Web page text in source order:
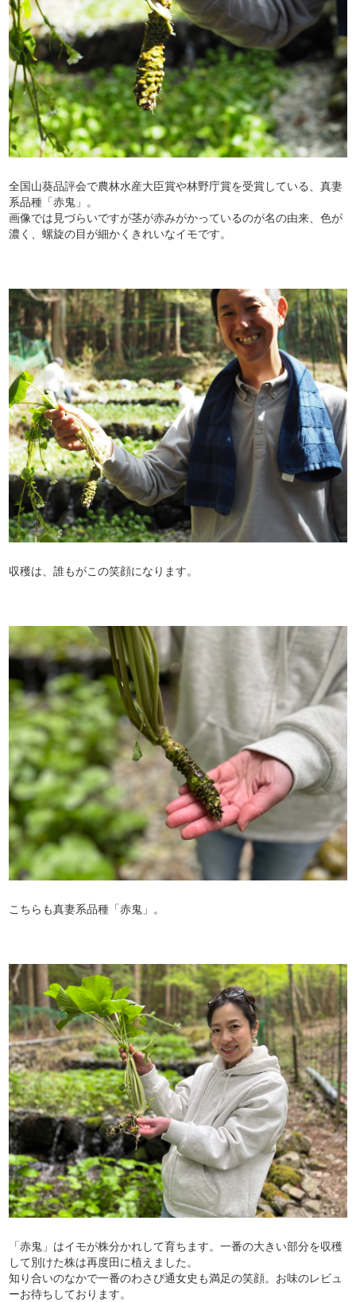
全国山葵品評会で農林水産大臣賞や林野庁賞を受賞している、真妻
系品種「赤鬼」。
画像では見づらいですが茎が赤みがかっているのが名の由来、色が
濃く、螺旋の目が細かくきれいなイモです。
収穫は、誰もがこの笑顔になります。
こちらも真妻系品種「赤鬼」。
「赤鬼」はイモが株分かれして育ちます。一番の大きい部分を収穫
して別けた株は再度田に植えました。
知り合いのなかで一番のわさび通女史も満足の笑顔。お味のレビュ
ーお待ちしております。